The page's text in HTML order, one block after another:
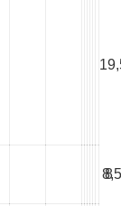
8,5
8